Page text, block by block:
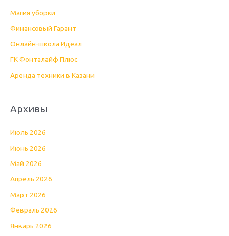
кМагия уборки
Финансовый Гарант
Онлайн-школа Идеал
ГК Фонталайф Плюс
Аренда техники в Казани
Архивы
Июль 2026
Июнь 2026
Май 2026
Апрель 2026
Март 2026
Февраль 2026
Январь 2026